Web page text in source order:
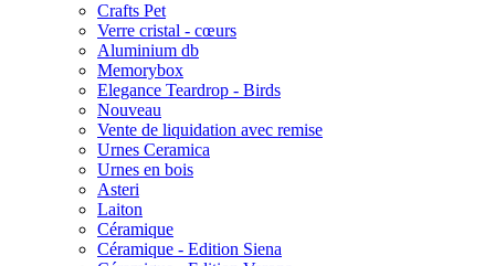
Crafts Pet
Verre cristal - cœurs
Aluminium db
Memorybox
Elegance Teardrop - Birds
Nouveau
Vente de liquidation avec remise
Urnes Ceramica
Urnes en bois
Asteri
Laiton
Céramique
Céramique - Edition Siena